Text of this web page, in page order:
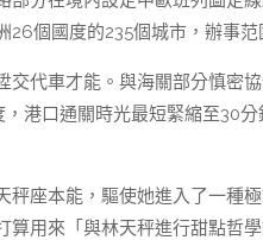
個國度的235個城市，辦事范
代車才能。與海關部分慎密
港口通關時光最短緊縮至30
座本能，驅使她進入了一種
用來「與林天秤進行甜點哲